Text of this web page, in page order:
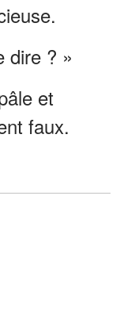
dire ? »
et
faux.